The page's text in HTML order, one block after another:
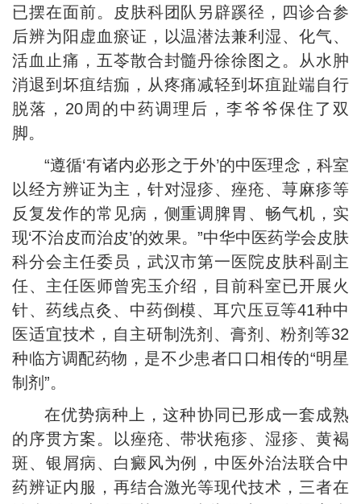
已摆在面前。皮肤科团队另辟蹊径，四诊合参
后辨为阳虚血瘀证，以温潜法兼利湿、化气、
活血止痛，五苓散合封髓丹徐徐图之。从水肿
消退到坏疽结痂，从疼痛减轻到坏疽趾端自行
脱落，20周的中药调理后，李爷爷保住了双
脚。
“遵循‘有诸内必形之于外’的中医理念，科室
以经方辨证为主，针对湿疹、痤疮、荨麻疹等
反复发作的常见病，侧重调脾胃、畅气机，实
现‘不治皮而治皮’的效果。”中华中医药学会皮肤
科分会主任委员，武汉市第一医院皮肤科副主
任、主任医师曾宪玉介绍，目前科室已开展火
针、药线点灸、中药倒模、耳穴压豆等41种中
医适宜技术，自主研制洗剂、膏剂、粉剂等32
种临方调配药物，是不少患者口口相传的“明星
制剂”。
在优势病种上，这种协同已形成一套成熟
的序贯方案。以痤疮、带状疱疹、湿疹、黄褐
斑、银屑病、白癜风为例，中医外治法联合中
药辨证内服，再结合激光等现代技术，三者在